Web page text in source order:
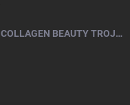
90-DŇOVÝ PROGRAM KOLAGENDRINK COLLAGEN BEAUTY TROJZLOŽKOVÝ (TYP 1, 2 & 3) RYBÍ HYDROLYZOVANÝ KOLAGÉN 3 X 330 G